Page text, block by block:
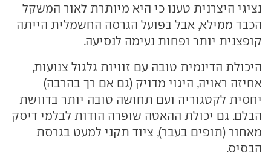
נציגי היצרנית טענו כי היא מיותרת לאור המשקל
הכבד ממילא, אבל בפועל הגרסה החשמלית הייתה
קופצנית יותר ופחות נעימה לנסיעה.
היכולת הדינמית טובה עם זוויות גלגול צנועות,
אחיזה ראויה, היגוי מדויק (גם אם רך בהרבה)
יחסית לקטגוריה ועם תחושה טובה יותר בדוושת
הבלם. גם יכולת ההאטה שופרה הודות לבלמי דיסק
מאחור (תופים בעבר), ציוד תקני למעט בגרסת
הבסיס.